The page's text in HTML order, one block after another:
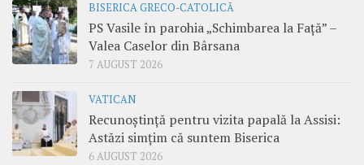
BISERICA GRECO-CATOLICĂ
PS Vasile în parohia „Schimbarea la Față” –
Valea Caselor din Bârsana
7 AUGUST 2026
VATICAN
Recunoștință pentru vizita papală la Assisi:
Astăzi simțim că suntem Biserica
6 AUGUST 2026